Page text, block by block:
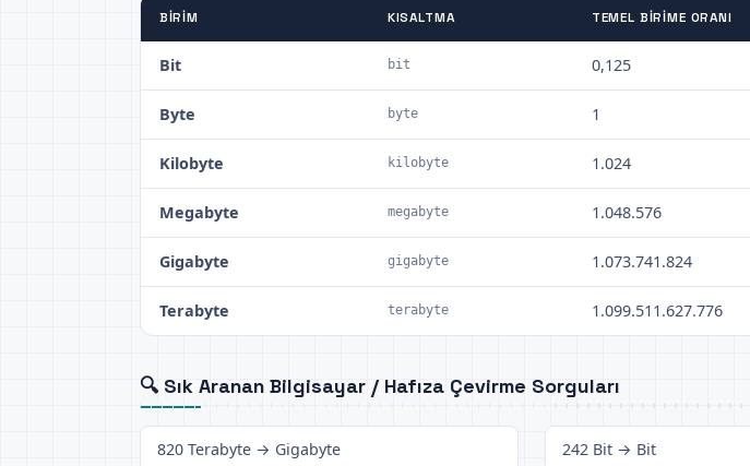
BIRIM KISALTMA TEMEL BIRIME ORANI
Bit bit 0,125
Byte byte 1
Kilobyte kilobyte 1.024
Megabyte megabyte 1.048.576
Gigabyte gigabyte 1.073.741.824
Terabyte terabyte 1.099.511.627.776
🔍 Sık Aranan Bilgisayar / Hafıza Çevirme Sorguları
820 Terabyte → Gigabyte 242 Bit → Bit